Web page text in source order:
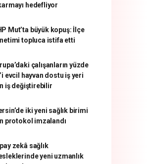
hedefliyor
Mut’ta büyük kopuş: İlçe
topluca istifa etti
çalışanların yüzde
evcil hayvan dostu iş yeri
iş değiştirebilir
iki yeni sağlık birimi
protokol imzalandı
zekâ sağlık
yeni uzmanlık